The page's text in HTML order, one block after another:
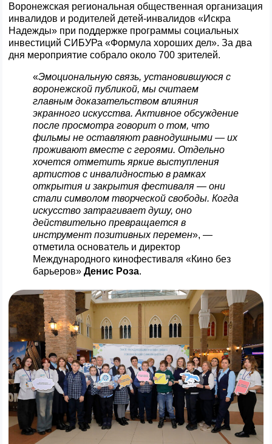
Воронежская региональная общественная организация
инвалидов и родителей детей-инвалидов «Искра
Надежды» при поддержке программы социальных
инвестиций СИБУРа «Формула хороших дел». За два
дня мероприятие собрало около 700 зрителей.
«Эмоциональную связь, установившуюся с
воронежской публикой, мы считаем
главным доказательством влияния
экранного искусства. Активное обсуждение
после просмотра говорит о том, что
фильмы не оставляют равнодушными — их
проживают вместе с героями. Отдельно
хочется отметить яркие выступления
артистов с инвалидностью в рамках
открытия и закрытия фестиваля — они
стали символом творческой свободы. Когда
искусство затрагивает душу, оно
действительно превращается в
инструмент позитивных перемен», —
отметила основатель и директор
Международного кинофестиваля «Кино без
барьеров»Денис Роза.